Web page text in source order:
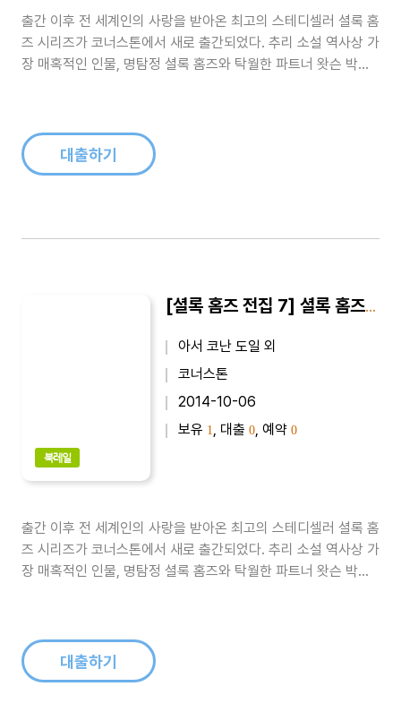
출간 이후 전 세계인의 사랑을 받아온 최고의 스테디셀러 셜록 홈
즈 시리즈가 코너스톤에서 새로 출간되었다. 추리 소설 역사상 가
장 매혹적인 인물, 명탐정 셜록 홈즈와 탁월한 파트너 왓슨 박사
를 압도한다.유력한 우승 후보인 경주마의 실종, 소포 상자 안에
서 발견된 두 ..
대출하기
북레일
[셜록 홈즈 전집 7] 셜록 홈즈의 귀환
아서 코난 도일 외
코너스톤
2014-10-06
보유 1, 대출 0, 예약 0
출간 이후 전 세계인의 사랑을 받아온 최고의 스테디셀러 셜록 홈
즈 시리즈가 코너스톤에서 새로 출간되었다. 추리 소설 역사상 가
장 매혹적인 인물, 명탐정 셜록 홈즈와 탁월한 파트너 왓슨 박사
를 압도한다.모리아티 교수와의 승부를 끝으로 최후를 맞이한 명
탐정 셜록 홈즈,..
대출하기